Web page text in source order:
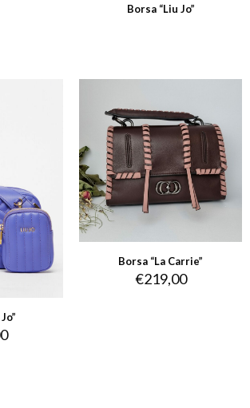
Borsa “Liu Jo”
Borsa “La Carrie”
€219,00